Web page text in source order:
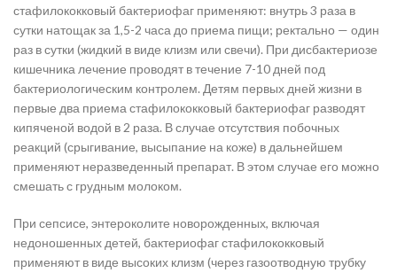
стафилококковый бактериофаг применяют: внутрь 3 раза в
сутки натощак за 1,5-2 часа до приема пищи; ректально — один
раз в сутки (жидкий в виде клизм или свечи). При дисбактериозе
кишечника лечение проводят в течение 7-10 дней под
бактериологическим контролем. Детям первых дней жизни в
первые два приема стафилококковый бактериофаг разводят
кипяченой водой в 2 раза. В случае отсутствия побочных
реакций (срыгивание, высыпание на коже) в дальнейшем
применяют неразведенный препарат. В этом случае его можно
смешать с грудным молоком.
При сепсисе, энтероколите новорожденных, включая
недоношенных детей, бактериофаг стафилококковый
применяют в виде высоких клизм (через газоотводную трубку